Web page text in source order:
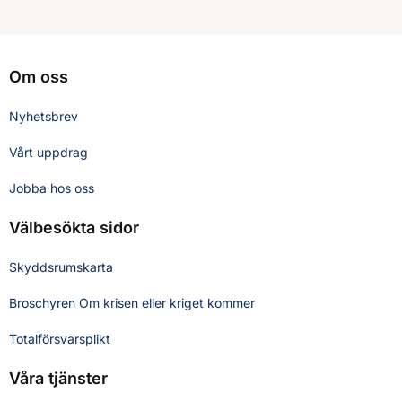
Om oss
Nyhetsbrev
Vårt uppdrag
Jobba hos oss
Välbesökta sidor
Skyddsrumskarta
Broschyren Om krisen eller kriget kommer
Totalförsvarsplikt
Våra tjänster